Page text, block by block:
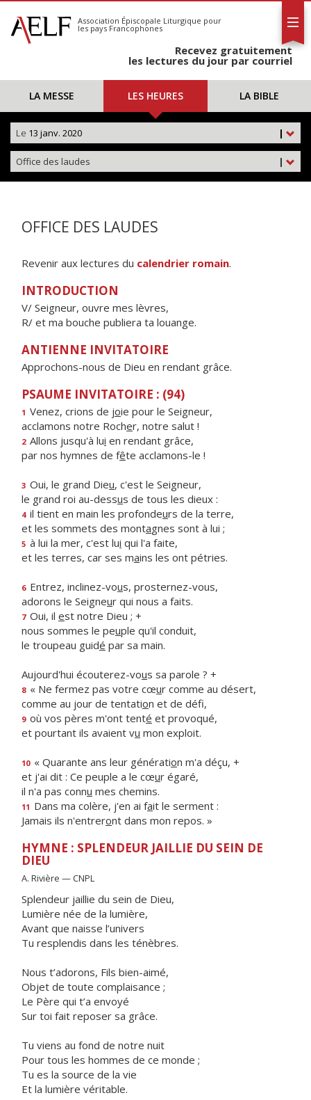
S'abonner
Calendrier
Association Épiscopale Liturgique pour
les pays Francophones
Recevez gratuitement
les lectures du jour par courriel
LA MESSE LES HEURES LA BIBLE
|
Le 13 janv. 2020
|
Office des laudes
OFFICE DES LAUDES
Revenir aux lectures du calendrier romain.
INTRODUCTION
V/ Seigneur, ouvre mes lèvres,
R/ et ma bouche publiera ta louange.
ANTIENNE INVITATOIRE
Approchons-nous de Dieu en rendant grâce.
PSAUME INVITATOIRE : (94)
1 Venez, crions de joie pour le Seigneur,
acclamons notre Rocher, notre salut !
2 Allons jusqu'à lui en rendant grâce,
par nos hymnes de fête acclamons-le !
3 Oui, le grand Dieu, c'est le Seigneur,
le grand roi au-dessus de tous les dieux :
4 il tient en main les profondeurs de la terre,
et les sommets des montagnes sont à lui ;
5 à lui la mer, c'est lui qui l'a faite,
et les terres, car ses mains les ont pétries.
6 Entrez, inclinez-vous, prosternez-vous,
adorons le Seigneur qui nous a faits.
7 Oui, il est notre Dieu ; +
nous sommes le peuple qu'il conduit,
le troupeau guidé par sa main.
Aujourd'hui écouterez-vous sa parole ? +
8 « Ne fermez pas votre cœur comme au désert,
comme au jour de tentation et de défi,
9 où vos pères m'ont tenté et provoqué,
et pourtant ils avaient vu mon exploit.
10 « Quarante ans leur génération m'a déçu, +
et j'ai dit : Ce peuple a le cœur égaré,
il n'a pas connu mes chemins.
11 Dans ma colère, j'en ai fait le serment :
Jamais ils n'entreront dans mon repos. »
HYMNE : SPLENDEUR JAILLIE DU SEIN DE
DIEU
A. Rivière — CNPL
Splendeur jaillie du sein de Dieu,
Lumière née de la lumière,
Avant que naisse l’univers
Tu resplendis dans les ténèbres.
Nous t’adorons, Fils bien-aimé,
Objet de toute complaisance ;
Le Père qui t’a envoyé
Sur toi fait reposer sa grâce.
Tu viens au fond de notre nuit
Pour tous les hommes de ce monde ;
Tu es la source de la vie
Et la lumière véritable.